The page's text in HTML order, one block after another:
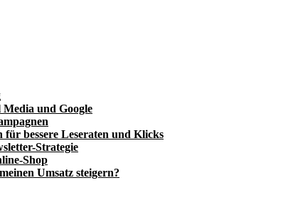
Media und Google
bessere Leseraten und Klicks
Strategie
Shop
Umsatz steigern?